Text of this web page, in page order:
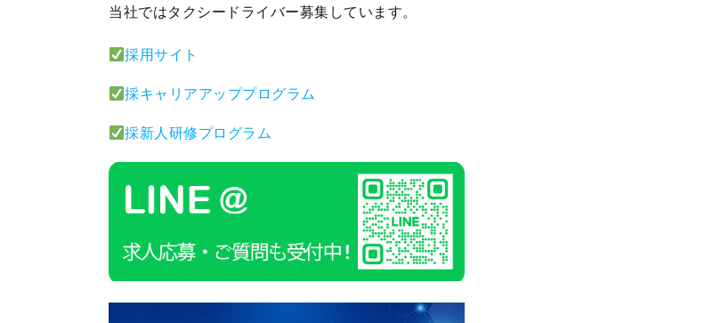
当社ではタクシードライバー募集しています。
採用サイト
採キャリアアッププログラム
採新人研修プログラム